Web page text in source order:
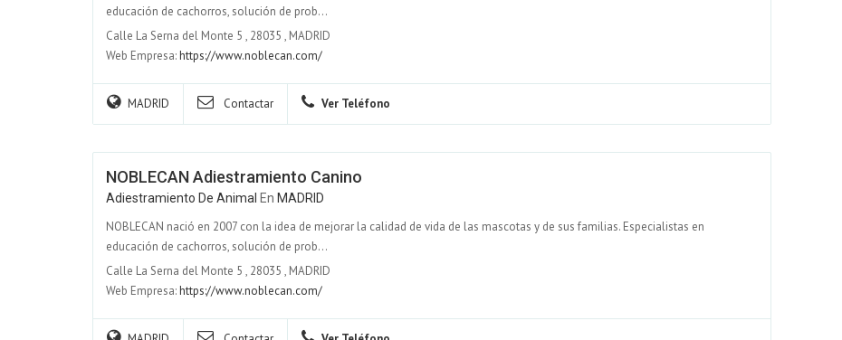
educación de cachorros, solución de prob...
Calle La Serna del Monte 5 , 28035 , MADRID
Web Empresa:https://www.noblecan.com/
MADRID Contactar Ver Teléfono
NOBLECAN Adiestramiento Canino
Adiestramiento De Animal En MADRID
NOBLECAN nació en 2007 con la idea de mejorar la calidad de vida de las mascotas y de sus familias. Especialistas en
educación de cachorros, solución de prob...
Calle La Serna del Monte 5 , 28035 , MADRID
Web Empresa:https://www.noblecan.com/